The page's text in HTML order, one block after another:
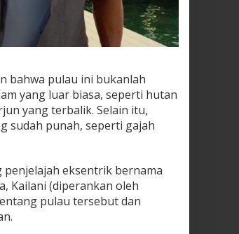
bahwa pulau ini bukanlah
yang luar biasa, seperti hutan
yang terbalik. Selain itu,
sudah punah, seperti gajah
penjelajah eksentrik bernama
Kailani (diperankan oleh
pulau tersebut dan